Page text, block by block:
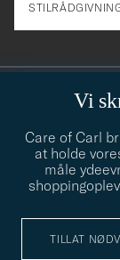
Vi
Care of Carl
at holde
måle
TILLAT
© Care of